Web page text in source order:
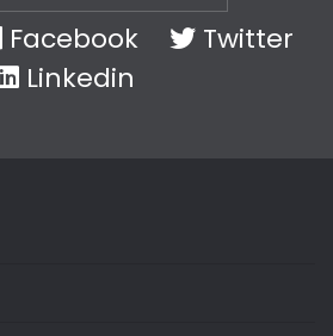
Facebook
Twitter
Linkedin